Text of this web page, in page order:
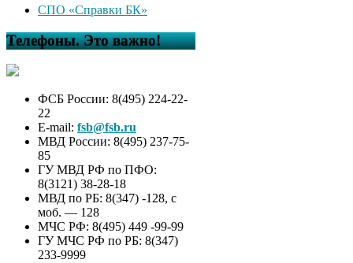
СПО «Справки БК»
Телефоны. Это важно!
ФСБ России: 8(495) 224-22-
22
E-mail: fsb@fsb.ru
МВД России: 8(495) 237-75-
85
ГУ МВД РФ по ПФО:
8(3121) 38-28-18
МВД по РБ: 8(347) -128, с
моб. — 128
МЧС РФ: 8(495) 449 -99-99
ГУ МЧС РФ по РБ: 8(347)
233-9999